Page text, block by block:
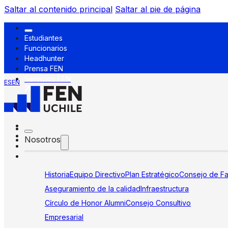
Saltar al contenido principal Saltar al pie de página
Estudiantes
Funcionarios
Headhunter
Prensa FEN
ESEN
Nosotros
HistoriaEquipo DirectivoPlan EstratégicoConsejo de
Aseguramiento de la calidadInfraestructura
Círculo de Honor AlumniConsejo Consultivo
Empresarial